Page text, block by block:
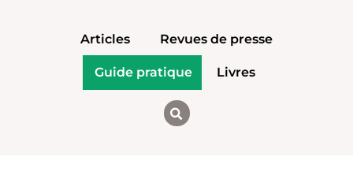
Articles Revues de presse
Guide pratique Livres